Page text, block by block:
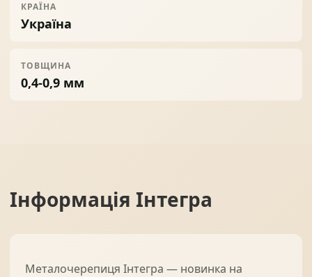
КРАЇНА
Україна
ТОВЩИНА
0,4-0,9 мм
Інформація Інтегра
Металочерепиця Інтегра — новинка на